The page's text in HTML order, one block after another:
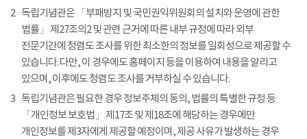
2 독립기념관은 「부패방지 및 국민권익위원회의 설치와 운영에 관한
법률」 제27조의2 및 관련 근거에 따른 내부 규정에 따라 외부
전문기간에 청렴도 조사를 위한 최소한의 정보를 일회성으로 제공할 수
있습니다. 다만, 이 경우에도 홈페이지 등을 이용하여 내용을 알리고
있으며, 이후에도 청렴도 조사를 거부하실 수 있습니다.
3 독립기념관은 필요한 경우 정보주체의 동의, 법률의 특별한 규정 등
「개인정보 보호법」 제17조 및 제18조에 해당하는 경우에만
개인정보를 제3자에게 제공할 예정이며, 제공 사유가 발생하는 경우